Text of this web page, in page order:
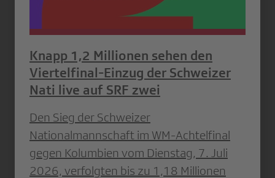
Knapp 1,2 Millionen sehen den
Viertelfinal-Einzug der Schweizer
Nati live auf SRF zwei
Den Sieg der Schweizer
Nationalmannschaft im WM-Achtelfinal
gegen Kolumbien vom Dienstag, 7. Juli
2026, verfolgten bis zu 1,18 Millionen